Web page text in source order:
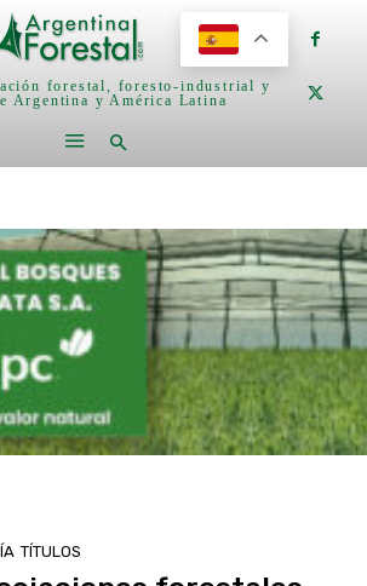
forestal, foresto-industrial y
Argentina y América Latina
TÍTULOS